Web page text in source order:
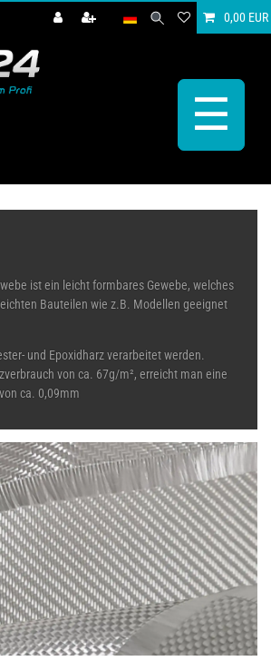
0,00 EUR
☰
ist ein leicht formbares Gewebe, welches
Bauteilen wie z.B. Modellen geeignet
und Epoxidharz verarbeitet werden.
von ca. 67g/m², erreicht man eine
ca. 0,09mm